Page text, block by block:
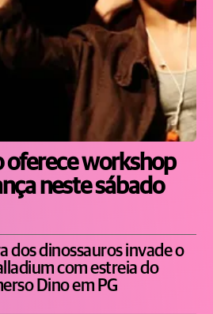
oferece workshop
neste sábado
dos dinossauros invade o
com estreia do
Dino em PG